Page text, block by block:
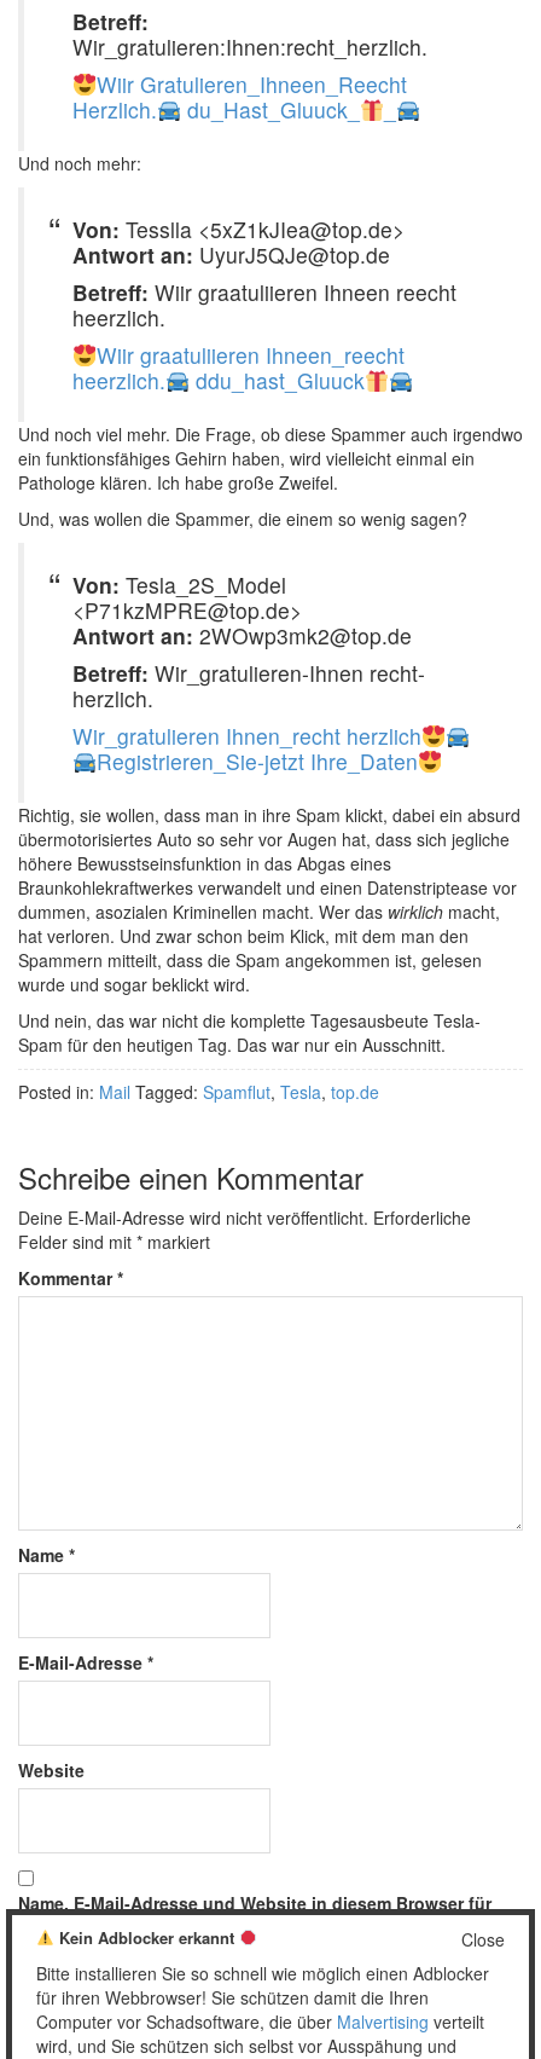
Betreff:
Wir_gratulieren:Ihnen:recht_herzlich.
Wiir Gratulieren_Ihneen_Reecht
Herzlich.
du_Hast_Gluuck_
Und noch mehr:
Von: Tesslla <5xZ1kJIea@top.de>
Antwort an: UyurJ5QJe@top.de
Betreff: Wiir graatuliieren Ihneen reecht
heerzlich.
Wiir graatuliieren Ihneen_reecht
heerzlich.
ddu_hast_Gluuck
Und noch viel mehr. Die Frage, ob diese Spammer auch irgendwo
ein funktionsfähiges Gehirn haben, wird vielleicht einmal ein
Pathologe klären. Ich habe große Zweifel.
Und, was wollen die Spammer, die einem so wenig sagen?
Von: Tesla_2S_Model
<P71kzMPRE@top.de>
Antwort an: 2WOwp3mk2@top.de
Betreff: Wir_gratulieren-Ihnen recht-
herzlich.
Wir_gratulieren Ihnen_recht herzlich
Registrieren_Sie-jetzt Ihre_Daten
Richtig, sie wollen, dass man in ihre Spam klickt, dabei ein absurd
übermotorisiertes Auto so sehr vor Augen hat, dass sich jegliche
höhere Bewusstseinsfunktion in das Abgas eines
Braunkohlekraftwerkes verwandelt und einen Datenstriptease vor
dummen, asozialen Kriminellen macht. Wer das wirklich macht,
hat verloren. Und zwar schon beim Klick, mit dem man den
Spammern mitteilt, dass die Spam angekommen ist, gelesen
wurde und sogar beklickt wird.
Und nein, das war nicht die komplette Tagesausbeute Tesla-
Spam für den heutigen Tag. Das war nur ein Ausschnitt.
Posted in: Mail Tagged: Spamflut, Tesla, top.de
Schreibe einen Kommentar
Deine E-Mail-Adresse wird nicht veröffentlicht. Erforderliche
Felder sind mit * markiert
Kommentar*
Name *
E-Mail-Adresse *
Website
Name, E-Mail-Adresse und Website in diesem Browser für
meinen nächsten Kommentar speichern.
Close
Kein Adblocker erkannt
Bitte installieren Sie so schnell wie möglich einen Adblocker
für ihren Webbrowser! Sie schützen damit die Ihren
Computer vor Schadsoftware, die über Malvertising verteilt
wird, und Sie schützen sich selbst vor Ausspähung und